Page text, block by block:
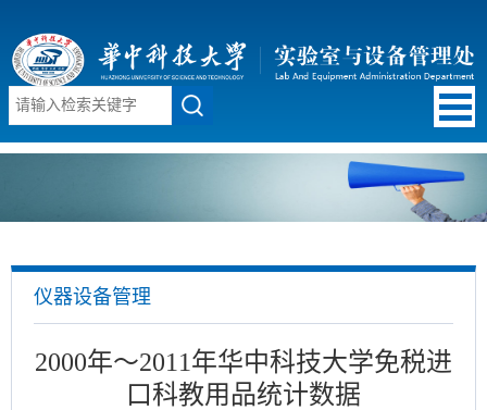
仪器设备管理
2000年～2011年华中科技大学免税进
口科教用品统计数据